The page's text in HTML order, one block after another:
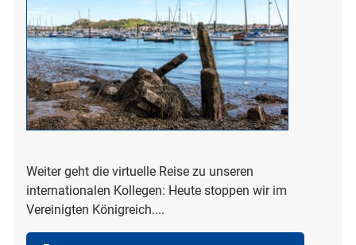
Weiter geht die virtuelle Reise zu unseren
internationalen Kollegen: Heute stoppen wir im
Vereinigten Königreich....